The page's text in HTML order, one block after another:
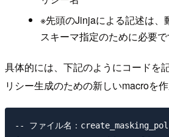
※先頭のJinjaによる記述は、
スキーマ指定のために必要で
具体的には、下記のようにコードを
リシー生成のための新しいmacroを作
-- ファイル名：